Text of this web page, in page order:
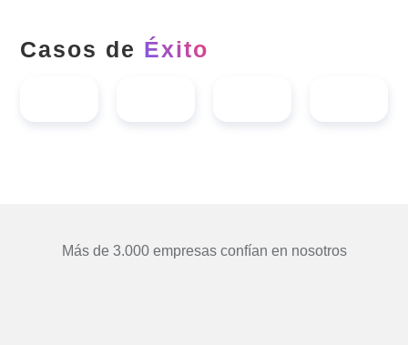
Casos de Éxito
Más de 3.000 empresas confían en nosotros